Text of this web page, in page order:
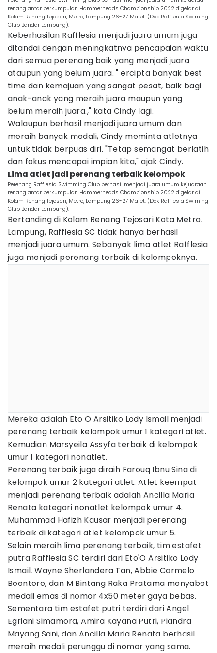
renang antar perkumpulan Hammerheads Championship 2022 digelar di
Kolam Renang Tejosari, Metro, Lampung 26-27 Maret. (Dok Rafflesia Swiming
Club Bandar Lampung).
Keberhasilan Rafflesia menjadi juara umum juga
ditandai dengan meningkatnya pencapaian waktu
dari semua perenang baik yang menjadi juara
ataupun yang belum juara. " ercipta banyak best
time dan kemajuan yang sangat pesat, baik bagi
anak-anak yang meraih juara maupun yang
belum meraih juara.," kata Cindy lagi.
Walaupun berhasil menjadi juara umum dan
meraih banyak medali, Cindy meminta atletnya
untuk tidak berpuas diri. "Tetap semangat berlatih
dan fokus mencapai impian kita," ajak Cindy.
Lima atlet jadi perenang terbaik kelompok
Perenang Rafflesia Swimming Club berhasil menjadi juara umum kejuaraan
renang antar perkumpulan Hammerheads Championship 2022 digelar di
Kolam Renang Tejosari, Metro, Lampung 26-27 Maret. (Dok Rafflesia Swiming
Club Bandar Lampung).
Bertanding di Kolam Renang Tejosari Kota Metro,
Lampung, Rafflesia SC tidak hanya berhasil
menjadi juara umum. Sebanyak lima atlet Rafflesia
juga menjadi perenang terbaik di kelompoknya.
Mereka adalah Eto O Arsitiko Lody Ismail menjadi
perenang terbaik kelompok umur 1 kategori atlet.
Kemudian Marsyeila Assyfa terbaik di kelompok
umur 1 kategori nonatlet.
Perenang terbaik juga diraih Farouq Ibnu Sina di
kelompok umur 2 kategori atlet. Atlet keempat
menjadi perenang terbaik adalah Ancilla Maria
Renata kategori nonatlet kelompok umur 4.
Muhammad Hafizh Kausar menjadi perenang
terbaik di kategori atlet kelompok umur 5.
Selain meraih lima perenang terbaik, tim estafet
putra Rafflesia SC terdiri dari Eto'O Arsitiko Lody
Ismail, Wayne Sherlandera Tan, Abbie Carmelo
Boentoro, dan M Bintang Raka Pratama menyabet
medali emas di nomor 4x50 meter gaya bebas.
Sementara tim estafet putri terdiri dari Angel
Egriani Simamora, Amira Kayana Putri, Piandra
Mayang Sani, dan Ancilla Maria Renata berhasil
meraih medali perunggu di nomor yang sama.